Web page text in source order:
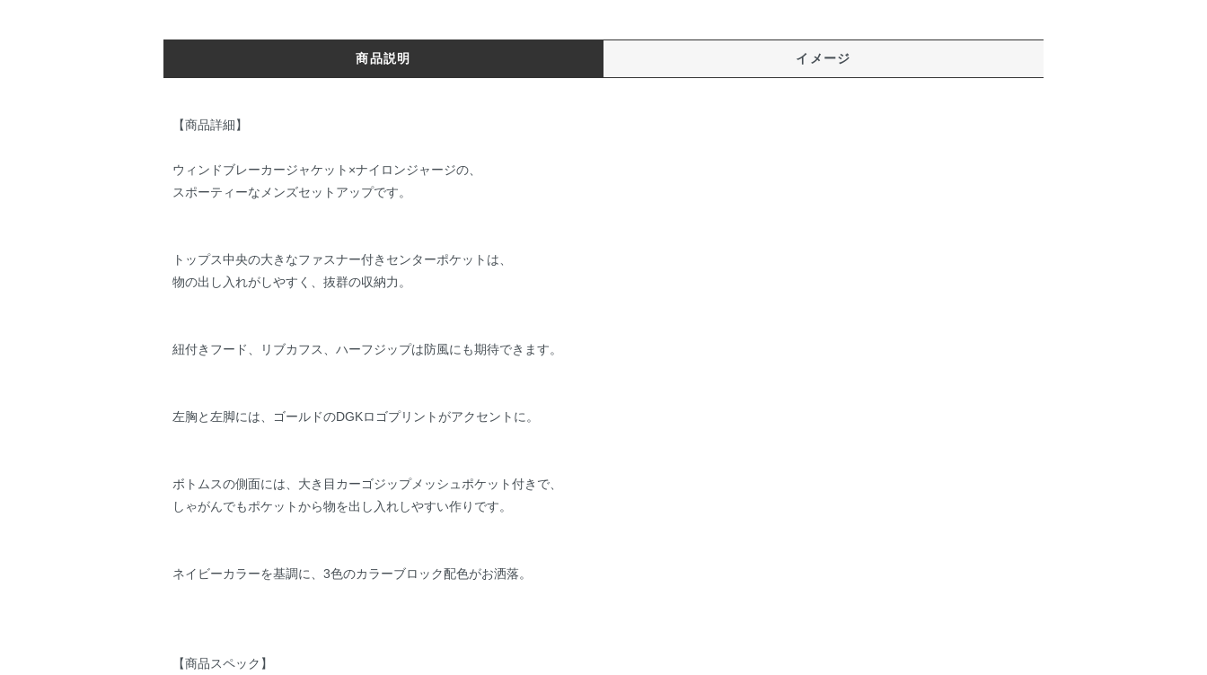
商品説明 イメージ
【商品詳細】
ウィンドブレーカージャケット×ナイロンジャージの、
スポーティーなメンズセットアップです。
トップス中央の大きなファスナー付きセンターポケットは、
物の出し入れがしやすく、抜群の収納力。
紐付きフード、リブカフス、ハーフジップは防風にも期待できます。
左胸と左脚には、ゴールドのDGKロゴプリントがアクセントに。
ボトムスの側面には、大き目カーゴジップメッシュポケット付きで、
しゃがんでもポケットから物を出し入れしやすい作りです。
ネイビーカラーを基調に、3色のカラーブロック配色がお洒落。
【商品スペック】